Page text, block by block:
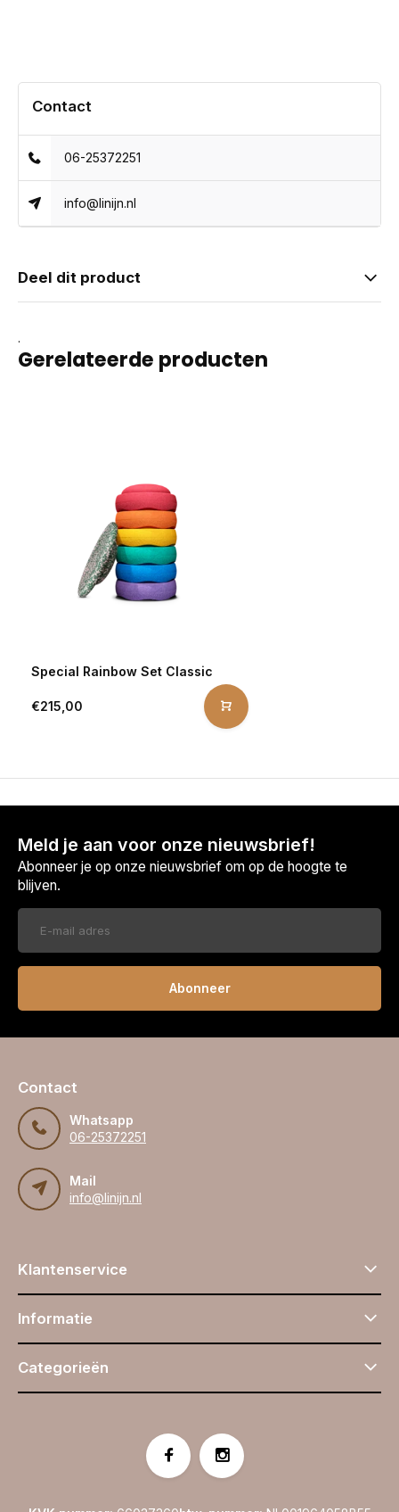
Contact
06-25372251
info@linijn.nl
Deel dit product
.
Gerelateerde producten
Special Rainbow Set Classic
€215,00
Meld je aan voor onze nieuwsbrief!
Abonneer je op onze nieuwsbrief om op de hoogte te
blijven.
Abonneer
Contact
Whatsapp
06-25372251
Mail
info@linijn.nl
Klantenservice
Informatie
Categorieën